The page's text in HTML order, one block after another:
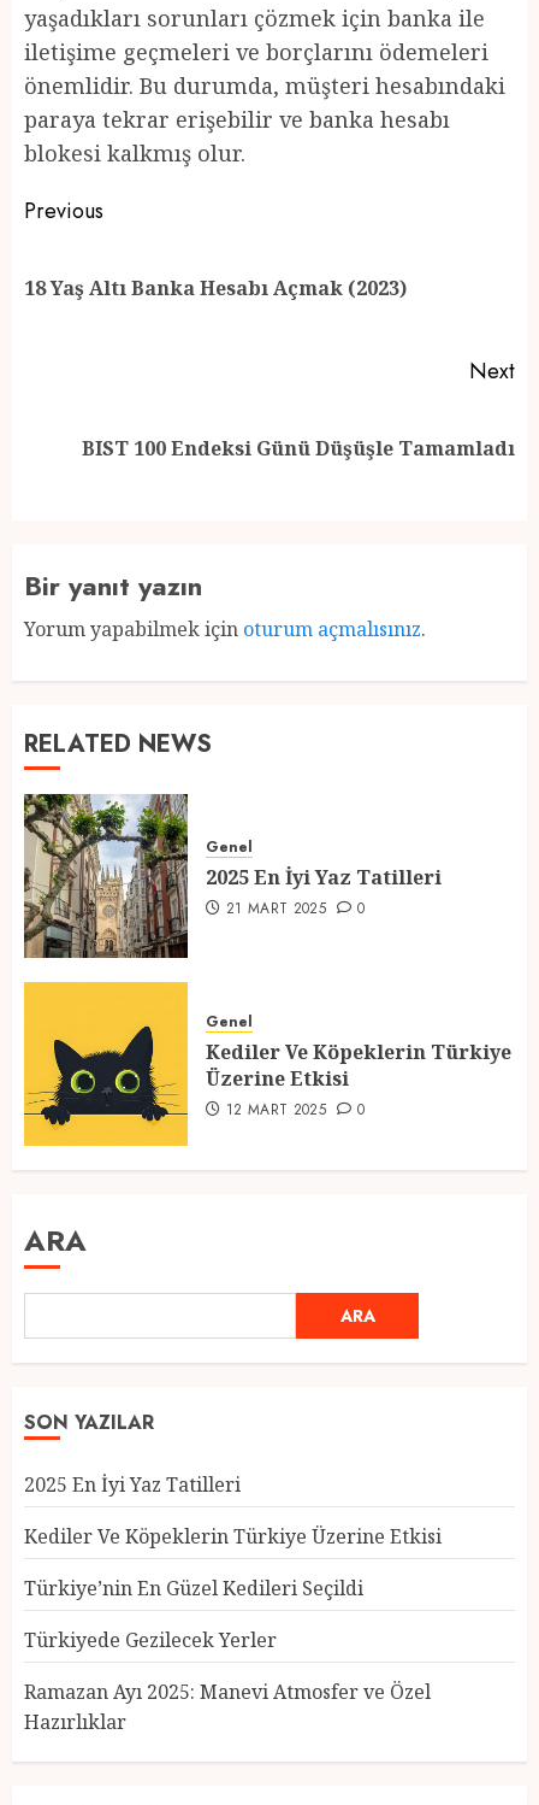
yaşadıkları sorunları çözmek için banka ile
iletişime geçmeleri ve borçlarını ödemeleri
önemlidir. Bu durumda, müşteri hesabındaki
paraya tekrar erişebilir ve banka hesabı
blokesi kalkmış olur.
Post
Previous
18 Yaş Altı Banka Hesabı Açmak (2023)
Next
BIST 100 Endeksi Günü Düşüşle Tamamladı
Bir yanıt yazın
Yorum yapabilmek için oturum açmalısınız.
RELATED NEWS
Genel
2025 En İyi Yaz Tatilleri
21 MART 2025 0
Genel
Kediler Ve Köpeklerin Türkiye
Üzerine Etkisi
12 MART 2025 0
ARA
ARA
SON YAZILAR
2025 En İyi Yaz Tatilleri
Kediler Ve Köpeklerin Türkiye Üzerine Etkisi
Türkiye’nin En Güzel Kedileri Seçildi
Türkiyede Gezilecek Yerler
Ramazan Ayı 2025: Manevi Atmosfer ve Özel
Hazırlıklar
Türkiye’nin En Güzel Kedileri
Seçildi
12 MART 2025